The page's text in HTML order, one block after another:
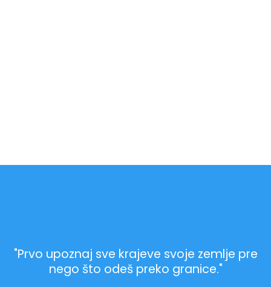
"Prvo upoznaj sve krajeve svoje zemlje pre
nego što odeš preko granice."